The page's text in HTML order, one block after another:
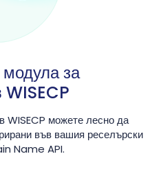
за
WISECP можете лесно да
във вашия реселърски
Name API.